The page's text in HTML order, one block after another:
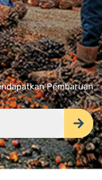
Pembaruan